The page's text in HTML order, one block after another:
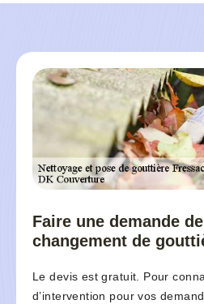
Faire une demande
changement de
Le devis est gratuit. Pour
d’intervention pour vos